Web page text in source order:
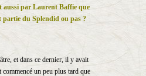
aussi par Laurent Baffie que
partie du Splendid ou pas ?
et dans ce dernier, il y avait
un peu plus tard que